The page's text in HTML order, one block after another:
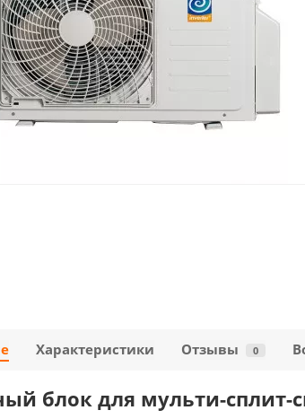
Характеристики Отзывы 0
блок для мульти-сплит-